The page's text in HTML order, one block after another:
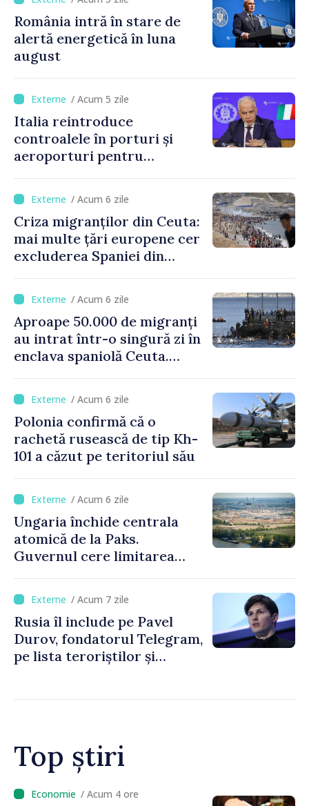
România intră în stare de
alertă energetică în luna
august
/ Acum 5 zile
Italia reintroduce
controalele în porturi și
aeroporturi pentru
crizei migranților din Ceuta
/ Acum 6 zile
Criza migranților din Ceuta:
mai multe țări europene cer
excluderea Spaniei din
/ Acum 6 zile
Aproape 50.000 de migranți
au intrat într-o singură zi în
enclava spaniolă Ceuta.
Schengen cu Spania
/ Acum 6 zile
Polonia confirmă că o
rachetă rusească de tip Kh-
101 a căzut pe teritoriul său
/ Acum 6 zile
Ungaria închide centrala
atomică de la Paks.
Guvernul cere limitarea
/ Acum 7 zile
Rusia îl include pe Pavel
Durov, fondatorul Telegram,
pe lista teroriștilor și
Top știri
/ Acum 4 ore